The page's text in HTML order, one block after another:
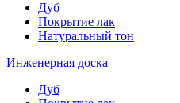
Дуб
Покрытие лак
Натуральный тон
Инженерная доска
Дуб